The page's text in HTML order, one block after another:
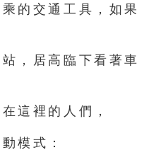
的交通工具，如果
，居高臨下看著車
這裡的人們，
模式：